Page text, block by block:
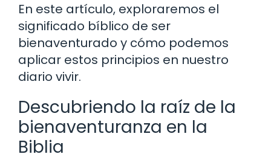
En este artículo, exploraremos el
significado bíblico de ser
bienaventurado y cómo podemos
aplicar estos principios en nuestro
diario vivir.
Descubriendo la raíz de la
bienaventuranza en la
Biblia